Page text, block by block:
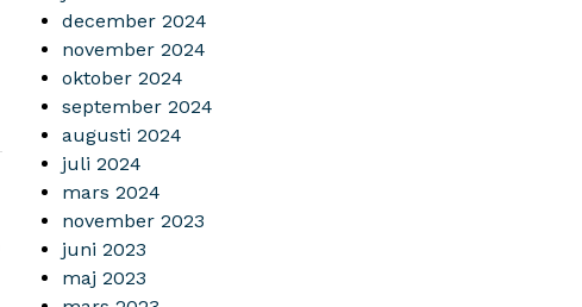
december 2024
november 2024
oktober 2024
september 2024
augusti 2024
juli 2024
mars 2024
november 2023
juni 2023
maj 2023